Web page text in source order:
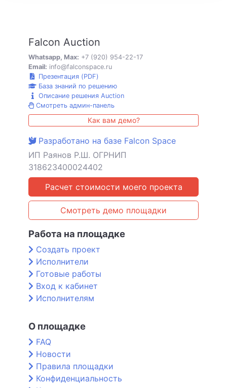
Falcon Auction
Whatsapp, Max: +7 (920) 954-22-17
Email: info@falconspace.ru
Презентация (PDF)
База знаний по решению
Описание решения Auction
Смотреть админ-панель
Как вам демо?
Разработано на базе Falcon Space
ИП Раянов Р.Ш. ОГРНИП
318623400024402
Расчет стоимости моего проекта
Смотреть демо площадки
Работа на площадке
Создать проект
Исполнители
Готовые работы
Вход к кабинет
Исполнителям
О площадке
FAQ
Новости
Правила площадки
Конфиденциальность